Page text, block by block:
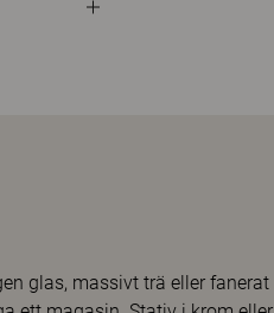
glas, massivt trä eller fanerat